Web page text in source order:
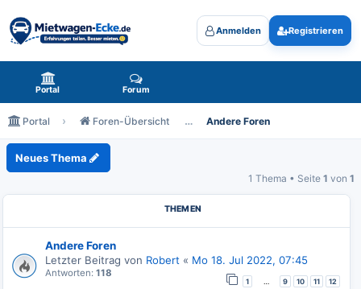
Mietwagen-Ecke.de - das Forum rund um Mietwagen Anmelden Registrieren
Portal Forum
Portal Foren-Übersicht Andere Foren
Andere Foren
Neues Thema
1 Thema • Seite 1 von 1
THEMEN
Andere Foren
Letzter Beitrag von Robert « Mo 18. Jul 2022, 07:45
Antworten: 118
1 9 10 11 12